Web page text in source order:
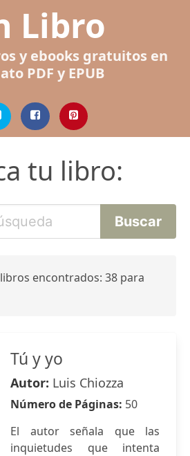
Libro
y ebooks gratuitos en
PDF y EPUB
tu libro:
encontrados: 38 para
Tú y yo
Autor: Luis Chiozza
Número de Páginas: 50
El autor señala que las
inquietudes que intenta